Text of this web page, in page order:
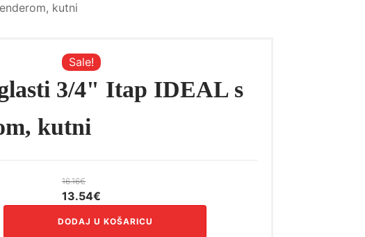
kutni
Sale!
3/4" Itap IDEAL s
kutni
16.16€
Izvorna
13.54€
cijena
DODAJ U KOŠARICU